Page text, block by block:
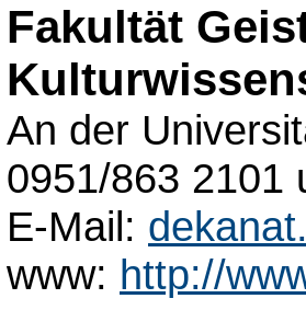
Fakultät
An der
0951/863 2101
E-Mail:
www: http://